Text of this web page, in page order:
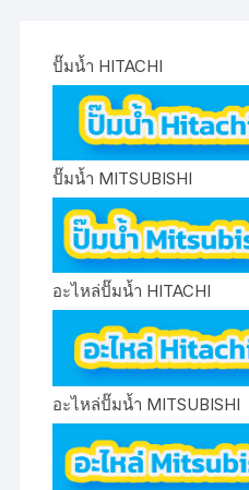
ปั๊มน้ำ HITACHI
ปั๊มน้ำ MITSUBISHI
อะไหล่ปั๊มน้ำ HITACHI
อะไหล่ปั๊มน้ำ MITSUBISHI